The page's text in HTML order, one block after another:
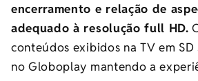
encerramento e relação de
adequado à resolução full HD.
conteúdos exibidos na TV em
no Globoplay mantendo a